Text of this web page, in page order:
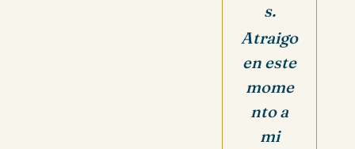
s.
Atraigo
en este
mome
nto a
mi